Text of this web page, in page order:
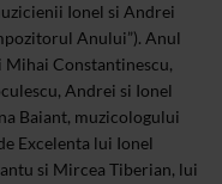
Ionel si Andrei
Anului”). Anul
Constantinescu,
Andrei si Ionel
Baiant, muzicologului
Excelenta lui Ionel
si Mircea Tiberian, lui